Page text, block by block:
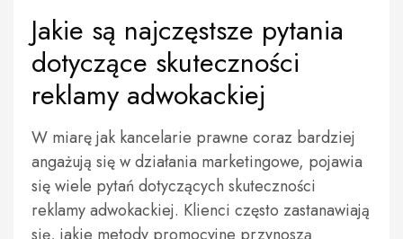
Jakie są najczęstsze pytania
dotyczące skuteczności
reklamy adwokackiej
W miarę jak kancelarie prawne coraz bardziej
angażują się w działania marketingowe, pojawia
się wiele pytań dotyczących skuteczności
reklamy adwokackiej. Klienci często zastanawiają